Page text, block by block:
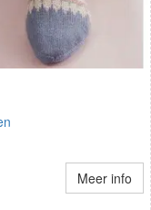
Meer info